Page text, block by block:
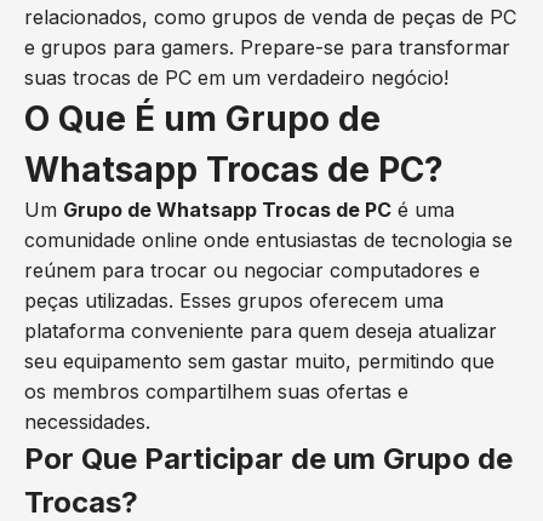
relacionados, como grupos de venda de peças de PC
e grupos para gamers. Prepare-se para transformar
suas trocas de PC em um verdadeiro negócio!
O Que É um Grupo de
Whatsapp Trocas de PC?
Um Grupo de Whatsapp Trocas de PC é uma
comunidade online onde entusiastas de tecnologia se
reúnem para trocar ou negociar computadores e
peças utilizadas. Esses grupos oferecem uma
plataforma conveniente para quem deseja atualizar
seu equipamento sem gastar muito, permitindo que
os membros compartilhem suas ofertas e
necessidades.
Por Que Participar de um Grupo de
Trocas?